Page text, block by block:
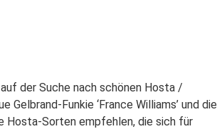
der Suche nach schönen Hosta /
Funkie ‘France Williams’ und die
Hosta-Sorten empfehlen, die sich für